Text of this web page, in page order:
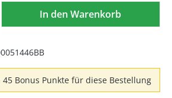
Gib den
In den Warenkorb
Bonus Punkte für diese Bestellung